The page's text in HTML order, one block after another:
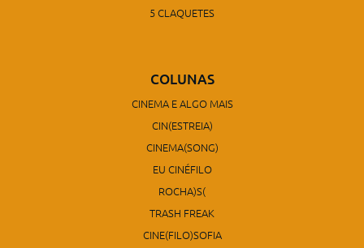
5 CLAQUETES
COLUNAS
CINEMA E ALGO MAIS
CIN(ESTREIA)
CINEMA(SONG)
EU CINÉFILO
ROCHA)S(
TRASH FREAK
CINE(FILO)SOFIA